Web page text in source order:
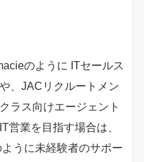
のように ITセールス
、JACリクルートメン
ラス向けエージェント
営業を目指す場合は、
うに未経験者のサポー